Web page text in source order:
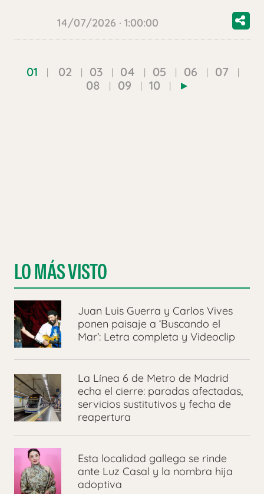
14/07/2026 · 1:00:00
01 02 03 04 05 06
07
08
09 10
LO MÁS VISTO
Juan Luis Guerra y Carlos Vives
ponen paisaje a ‘Buscando el
Mar’: Letra completa y Videoclip
La Línea 6 de Metro de Madrid
echa el cierre: paradas afectadas,
servicios sustitutivos y fecha de
reapertura
Esta localidad gallega se rinde
ante Luz Casal y la nombra hija
adoptiva